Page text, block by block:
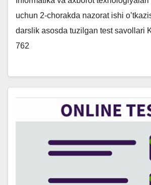
uchun 2-chorakda nazorat ishi
darslik asosda tuzilgan test savollari
762